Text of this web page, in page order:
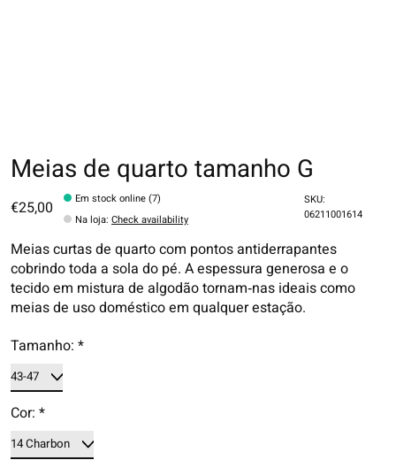
Meias de quarto tamanho G
€25,00
Em stock online (7)
Na loja:Check availability
SKU:
06211001614
Meias curtas de quarto com pontos antiderrapantes
cobrindo toda a sola do pé. A espessura generosa e o
tecido em mistura de algodão tornam‑nas ideais como
meias de uso doméstico em qualquer estação.
Tamanho: *
Cor: *